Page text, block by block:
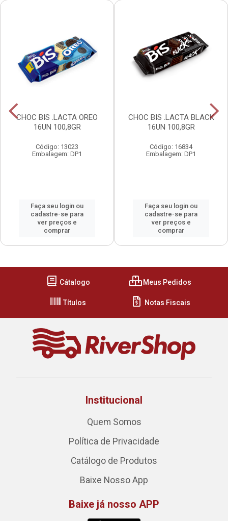
CHOC BIS .LACTA OREO
16UN 100,8GR
Código: 13023
Embalagem: DP1
Faça seu login ou
cadastre-se para
ver preços e
comprar
CHOC BIS .LACTA BLACK
16UN 100,8GR
Código: 16834
Embalagem: DP1
Faça seu login ou
cadastre-se para
ver preços e
comprar
Cátalogo Meus Pedidos
Títulos Notas Fiscais
Institucional
Quem Somos
Política de Privacidade
Catálogo de Produtos
Baixe Nosso App
Baixe já nosso APP